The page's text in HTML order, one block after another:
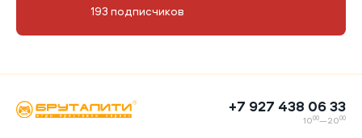
193 подписчиков
+7 927 438 06 33
1000—2000